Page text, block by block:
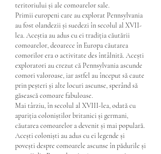
teritoriului și ale comoarelor sale.
Primii europeni care au explorat Pennsylvania
au fost olandezii și suedezi în secolul al XVII-
lea. Aceștia au adus cu ei tradiția căutării
comoarelor, deoarece în Europa căutarea
comorilor era o activitate des întâlnită. Acești
exploratori au crezut că Pennsylvania ascunde
comori valoroase, iar astfel au început să caute
prin peșteri și alte locuri ascunse, sperând să
găsească comoare fabuloase.
Mai târziu, în secolul al XVIII-lea, odată cu
apariția coloniștilor britanici și germani,
căutarea comoarelor a devenit și mai populară.
Acești coloniști au adus cu ei legende și
povești despre comoarele ascunse în pădurile și